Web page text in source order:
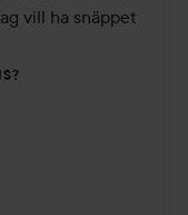
vill ha snäppet